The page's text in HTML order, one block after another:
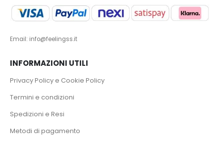
Email: info@feelingss.it
INFORMAZIONI UTILI
Privacy Policy e Cookie Policy
Termini e condizioni
Spedizioni e Resi
Metodi di pagamento